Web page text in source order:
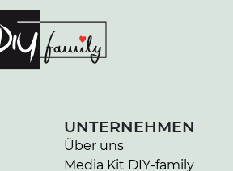
UNTERNEHMEN
Über uns
Media Kit DIY-family